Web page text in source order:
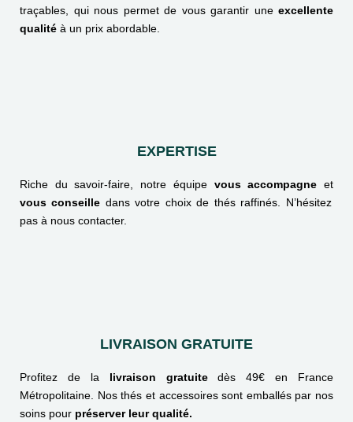
traçables, qui nous permet de vous garantir une excellente
qualité à un prix abordable.
EXPERTISE
Riche du savoir-faire, notre équipe vous accompagneet
vous conseille dans votre choix de thés raffinés. N’hésitez
pas à nous contacter.
LIVRAISON GRATUITE
Profitez de la livraison gratuitedès 49€ en France
Métropolitaine. Nos thés et accessoires sont emballés par nos
soins pour préserver leur qualité.